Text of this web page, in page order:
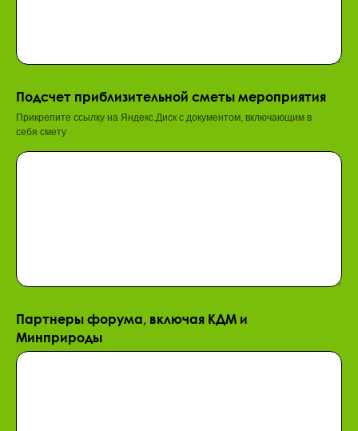
Подсчет приблизительной сметы мероприятия
Прикрепите ссылку на Яндекс.Диск с документом, включающим в
себя смету
Партнеры форума, включая КДМ и
Минприроды